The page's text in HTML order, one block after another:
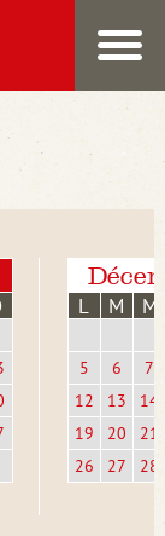
L M M
5 6
7
12
13
14
19
20
21
26
27 28